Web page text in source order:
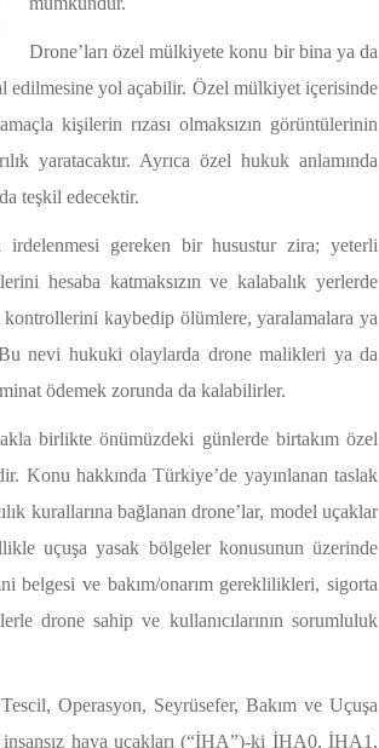
Drone’ları özel mülkiyete konu bir bina ya da
edilmesine yol açabilir. Özel mülkiyet içerisinde
kişilerin rızası olmaksızın görüntülerinin
yaratacaktır. Ayrıca özel hukuk anlamında
teşkil edecektir.
gereken bir husustur zira; yeterli
hesaba katmaksızın ve kalabalık yerlerde
kontrollerini kaybedip ölümlere, yaralamalara ya
nevi hukuki olaylarda drone malikleri ya da
ödemek zorunda da kalabilirler.
birlikte önümüzdeki günlerde birtakım özel
Konu hakkında Türkiye’de yayınlanan taslak
kurallarına bağlanan drone’lar, model uçaklar
uçuşa yasak bölgeler konusunun üzerinde
belgesi ve bakım/onarım gereklilikleri, sigorta
drone sahip ve kullanıcılarının sorumluluk
Operasyon, Seyrüsefer, Bakım ve Uçuşa
hava uçakları (“İHA”)-ki İHA0, İHA1,